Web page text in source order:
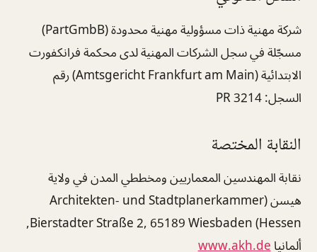
شركة مهنية ذات مسؤولية مهنية محدودة (PartGmbB)
مسجّلة في سجل الشركات المهنية لدى محكمة فرانكفورت
الابتدائية (Amtsgericht Frankfurt am Main) رقم
السجل: PR 3214
النقابة المختصة
نقابة المهندسين المعماريين ومخططي المدن في ولاية
هيسن (Architekten- und Stadtplanerkammer
Hessen) Bierstadter Straße 2, 65189 Wiesbaden,
ألمانياwww.akh.de